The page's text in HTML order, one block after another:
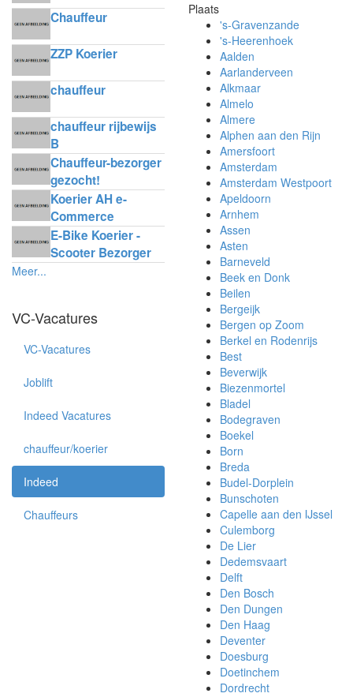
Chauffeur
ZZP Koerier
chauffeur
chauffeur rijbewijs
B
Chauffeur-bezorger
gezocht!
Koerier AH e-
Commerce
Delivery
E-Bike Koerier -
Scooter Bezorger
Meer...
VC-Vacatures
VC-Vacatures
Joblift
Indeed Vacatures
chauffeur/koerier
Indeed
Chauffeurs
Plaats
's-Gravenzande
's-Heerenhoek
Aalden
Aarlanderveen
Alkmaar
Almelo
Almere
Alphen aan den Rijn
Amersfoort
Amsterdam
Amsterdam Westpoort
Apeldoorn
Arnhem
Assen
Asten
Barneveld
Beek en Donk
Beilen
Bergeijk
Bergen op Zoom
Berkel en Rodenrijs
Best
Beverwijk
Biezenmortel
Bladel
Bodegraven
Boekel
Born
Breda
Budel-Dorplein
Bunschoten
Capelle aan den IJssel
Culemborg
De Lier
Dedemsvaart
Delft
Den Bosch
Den Dungen
Den Haag
Deventer
Doesburg
Doetinchem
Dordrecht